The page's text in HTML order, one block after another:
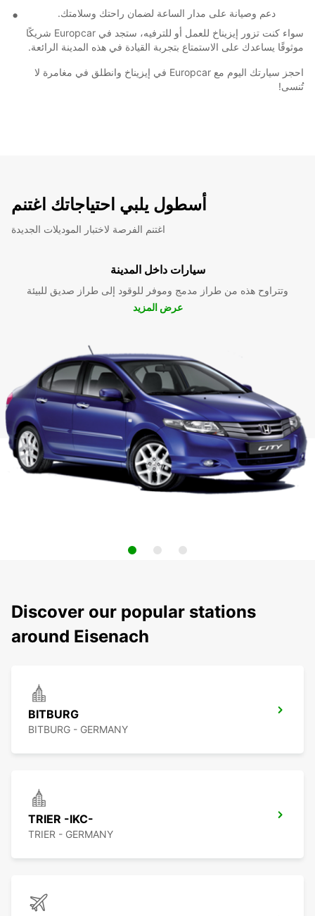
دعم وصيانة على مدار الساعة لضمان راحتك وسلامتك.
سواء كنت تزور إيزيناخ للعمل أو للترفيه، ستجد في Europcar شريكًا
موثوقًا يساعدك على الاستمتاع بتجربة القيادة في هذه المدينة الرائعة.
احجز سيارتك اليوم مع Europcar في إيزيناخ وانطلق في مغامرة لا
تُنسى!
أسطول يلبي احتياجاتك اغتنم
اغتنم الفرصة لاختبار الموديلات الجديدة
سيارات داخل المدينة
وتتراوح هذه من طراز مدمج وموفر للوقود إلى طراز صديق للبيئة
عرض المزيد
Discover our popular stations
around Eisenach
BITBURG
BITBURG - GERMANY
TRIER -IKC-
TRIER - GERMANY